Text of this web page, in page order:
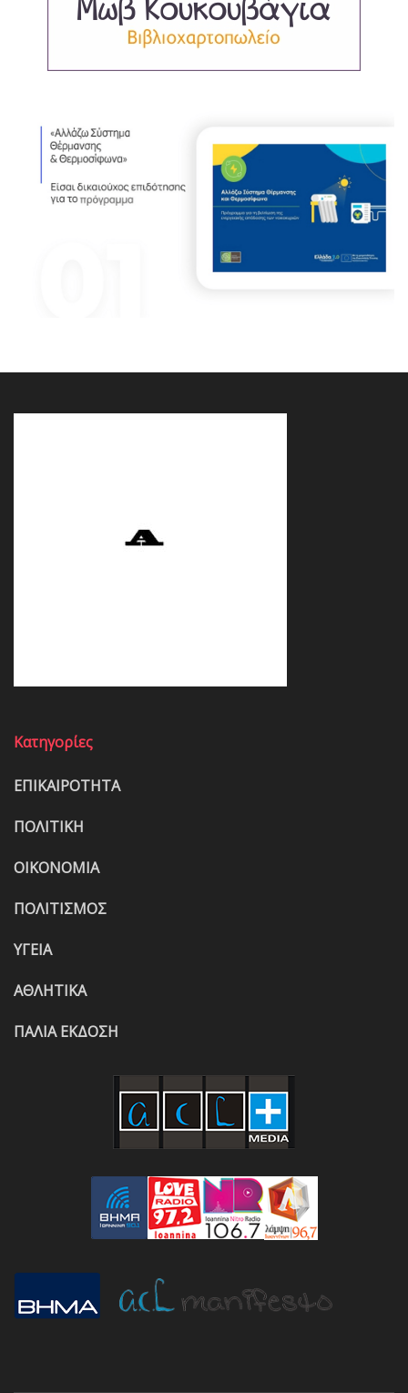
Κατηγορίες
ΕΠΙΚΑΙΡΟΤΗΤΑ
ΠΟΛΙΤΙΚΗ
ΟΙΚΟΝΟΜΙΑ
ΠΟΛΙΤΙΣΜΟΣ
ΥΓΕΙΑ
ΑΘΛΗΤΙΚΑ
ΠΑΛΙΑ ΕΚΔΟΣΗ